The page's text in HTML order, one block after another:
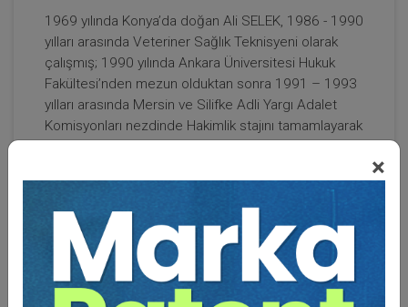
×
1969 yılında Konya’da doğan Ali SELEK, 1986 - 1990
yılları arasında Veteriner Sağlık Teknisyeni olarak
çalışmış; 1990 yılında Ankara Üniversitesi Hukuk
Fakültesi’nden mezun olduktan sonra 1991 – 1993
yılları arasında Mersin ve Silifke Adli Yargı Adalet
Komisyonları nezdinde Hakimlik stajını tamamlayarak
Hakimliği görevlerinde bulunmuştur. 1999 yılında
Yargıtay 15. Hukuk Dairesi Tetkik Hakimliği’ne atanan
Ali SELEK, 2003 yılı Kasım ayında kendi isteğiyle
ayrılana kadar Yargıtay Hakimi olarak çalışmıştır.
Yargıtay 15. Hukuk Dairesi’nin inceleme alanı olan